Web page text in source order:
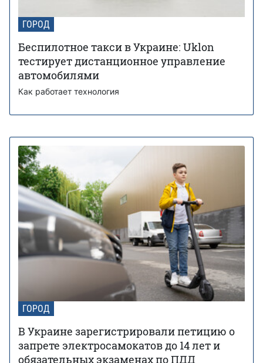
ГОРОД
Беспилотное такси в Украине: Uklon
тестирует дистанционное управление
автомобилями
Как работает технология
ГОРОД
В Украине зарегистрировали петицию о
запрете электросамокатов до 14 лет и
обязательных экзаменах по ПДД